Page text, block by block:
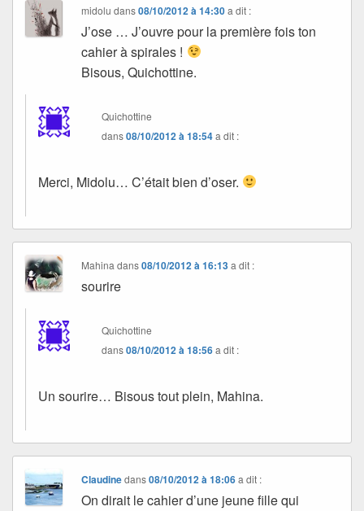
midolu dans08/10/2012 à 14:30 a dit :
J’ose … J’ouvre pour la première fois ton
cahier à spirales !
Bisous, Quichottine.
Quichottine
dans08/10/2012 à 18:54a dit :
Merci, Midolu… C’était bien d’oser.
Mahina dans08/10/2012 à 16:13 a dit :
sourire
Quichottine
dans08/10/2012 à 18:56a dit :
Un sourire… Bisous tout plein, Mahina.
Claudinedans08/10/2012 à 18:06 a dit :
On dirait le cahier d’une jeune fille qui